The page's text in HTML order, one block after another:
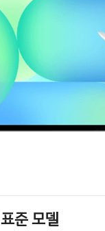
표준 모델